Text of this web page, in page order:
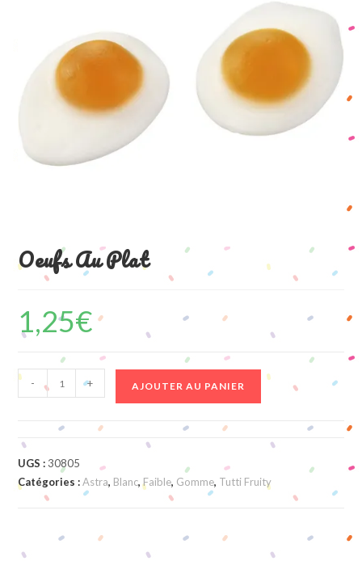
Oeufs Au Plat
1,25€
quantité
de
Plat
- + AJOUTER AU PANIER
UGS : 30805
Catégories :Astra, Blanc,Faible, Gomme, Tutti Fruity